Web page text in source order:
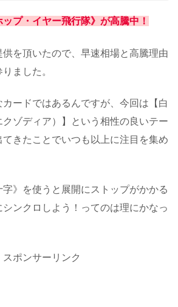
プ・イヤー飛行隊》が高騰中！
頂いたので、早速相場と高騰理由
ました。
ードではあるんですが、今回は【白
ゾディア）】という相性の良いテー
きたことでいつも以上に注目を集め
》を使うと展開にストップがかかる
ンクロしよう！ってのは理にかなっ
スポンサーリンク